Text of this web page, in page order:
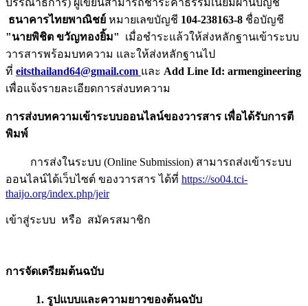
ธนาคารไทยพาณิชย์ หมายเลขบัญชี 104-238163-8 ชื่อบัญชี
"นายพิชิต ขวัญทองยิ้ม"
เมื่อชำระแล้วให้ส่งหลักฐานเข้าระบบ
วารสารพร้อมบทความ และให้ส่งหลักฐานไป
ที่ eitsthailand64@gmail.com และ Add Line Id: armengineering
เพื่อแจ้งรายละเอียดการส่งบทความ
การส่งบทความเข้าระบบออนไลน์ของวารสาร เพื่อได้รับการตี
พิมพ์
การส่งในระบบ (Online Submission) สามารถส่งเข้าระบบ
ออนไลน์ได้เว็บไซต์ ของวารสาร ได้ที่ https://so04.tci-
thaijo.org/index.php/jeir
เข้าสู่ระบบ หรือ สมัครสมาชิก
การจัดเตรียมต้นฉบับ
1. รูปแบบและความยาวของต้นฉบับ